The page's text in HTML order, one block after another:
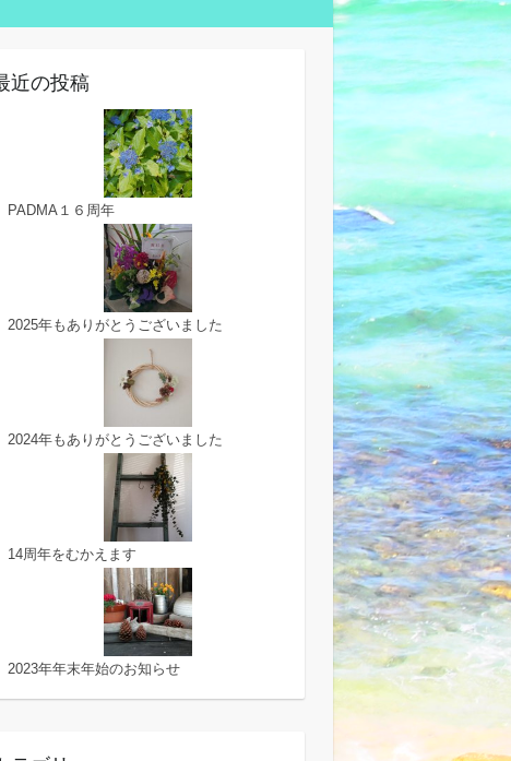
近の投稿
PADMA１６周年
2025年もありがとうございました
2024年もありがとうございました
14周年をむかえます
2023年年末年始のお知らせ